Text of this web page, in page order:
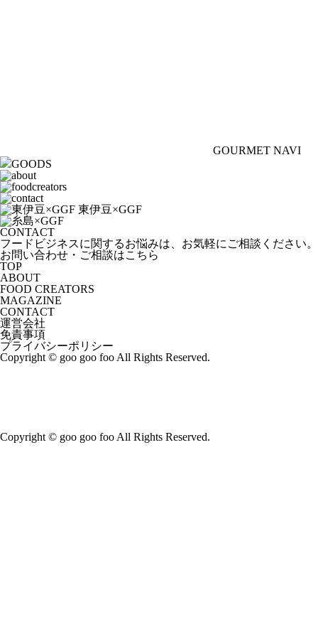
GOURMET NAVI
GOODS
CONTACT
フードビジネスに関するお悩みは、お気軽にご相談ください。
お問い合わせ・ご相談はこちら
TOP
ABOUT
FOOD CREATORS
MAGAZINE
CONTACT
運営会社
免責事項
プライバシーポリシー
Copyright © goo goo foo All Rights Reserved.
Copyright © goo goo foo All Rights Reserved.